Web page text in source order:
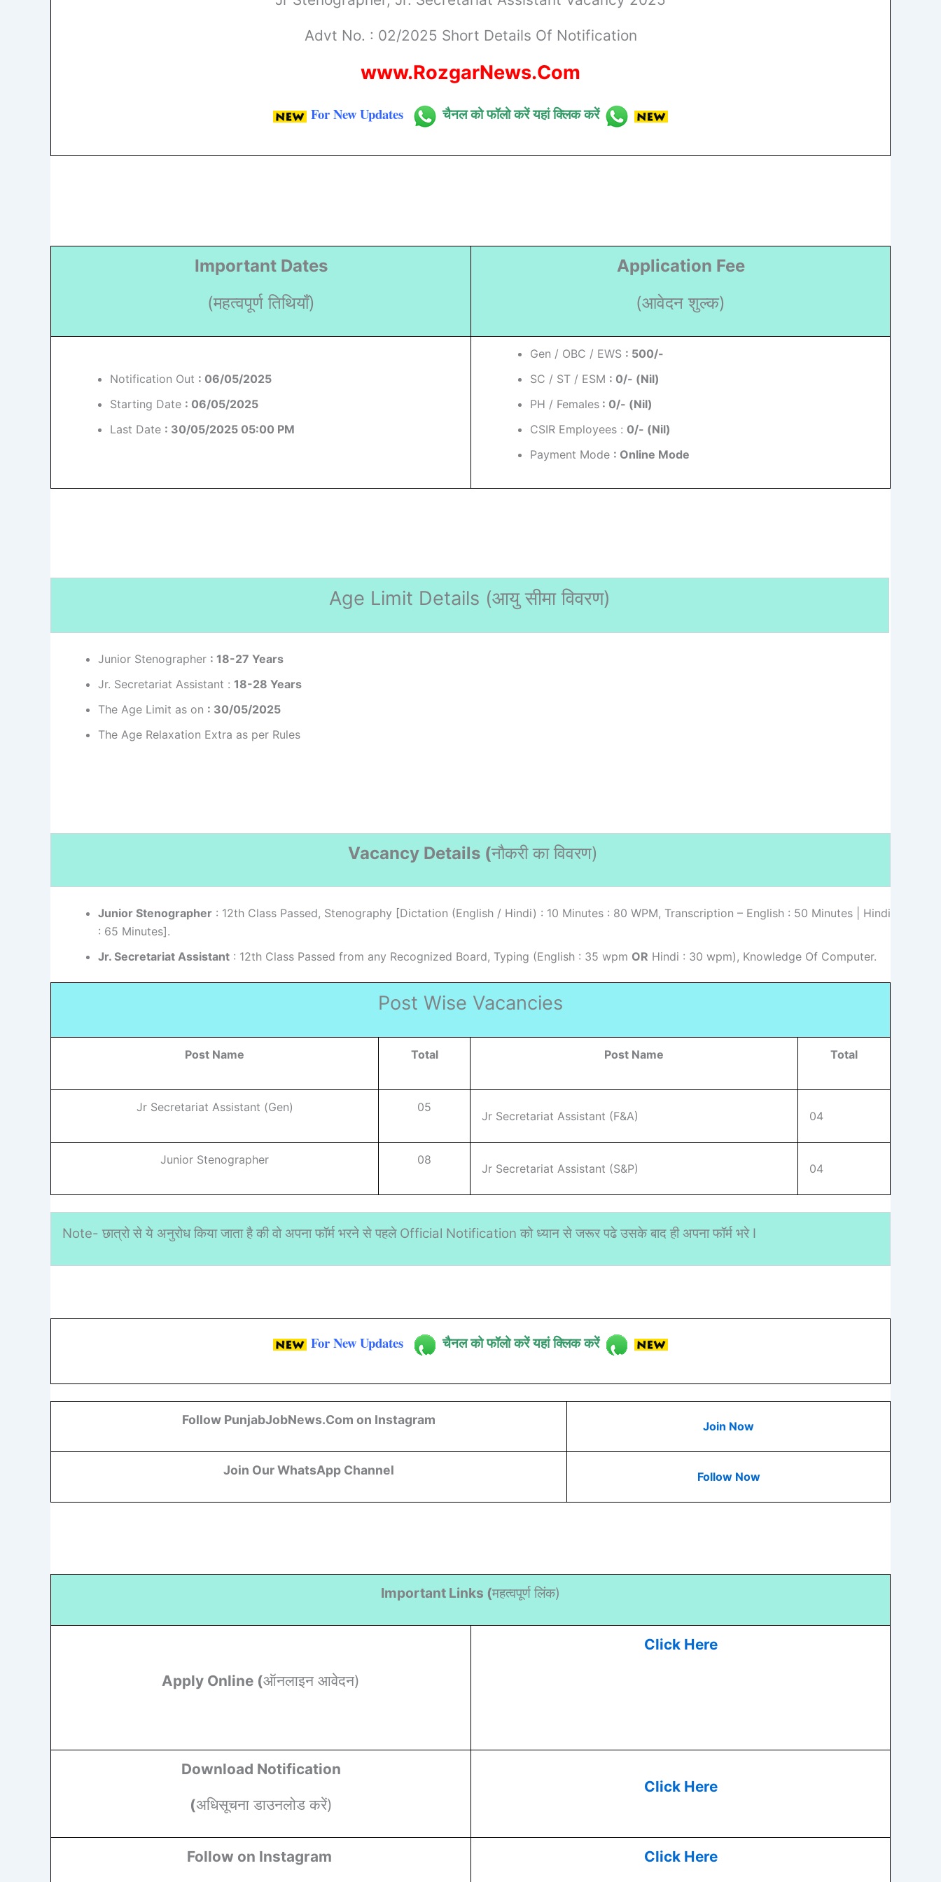
Advt No. : 02/2025 Short Details Of Notification
www.RozgarNews.Com
For New Updates चैनल को फॉलो करें यहां क्लिक करें
Important Dates
(महत्वपूर्ण तिथियाँ)
Application Fee
(आवेदन शुल्क)
Notification Out : 06/05/2025
Starting Date : 06/05/2025
Last Date : 30/05/2025 05:00 PM
Gen / OBC / EWS : 500/-
SC / ST / ESM : 0/- (Nil)
PH / Females : 0/- (Nil)
CSIR Employees : 0/- (Nil)
Payment Mode : Online Mode
Age Limit Details (आयु सीमा विवरण)
Junior Stenographer : 18-27 Years
Jr. Secretariat Assistant : 18-28 Years
The Age Limit as on : 30/05/2025
The Age Relaxation Extra as per Rules
Vacancy Details (नौकरी का विवरण)
Junior Stenographer : 12th Class Passed, Stenography [Dictation (English / Hindi) : 10 Minutes : 80 WPM, Transcription – English : 50 Minutes | Hindi
: 65 Minutes].
Jr. Secretariat Assistant : 12th Class Passed from any Recognized Board, Typing (English : 35 wpm OR Hindi : 30 wpm), Knowledge Of Computer.
Post Wise Vacancies
Post Name Total Post Name Total
Jr Secretariat Assistant (Gen) 05
Jr Secretariat Assistant (F&A) 04
Junior Stenographer 08
Jr Secretariat Assistant (S&P) 04
Note- छात्रो से ये अनुरोध किया जाता है की वो अपना फॉर्म भरने से पहले Official Notification को ध्यान से जरूर पढे उसके बाद ही अपना फॉर्म भरे I
For New Updates चैनल को फॉलो करें यहां क्लिक करें
Follow PunjabJobNews.Com on Instagram Join Now
Join Our WhatsApp Channel Follow Now
Important Links (महत्वपूर्ण लिंक)
Apply Online (ऑनलाइन आवेदन)
Click Here
Download Notification
(अधिसूचना डाउनलोड करें)
Click Here
Follow on Instagram Click Here